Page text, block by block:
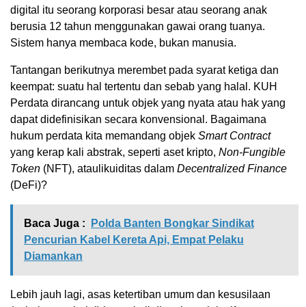
digital itu seorang korporasi besar atau seorang anak
berusia 12 tahun menggunakan gawai orang tuanya.
Sistem hanya membaca kode, bukan manusia.
Tantangan berikutnya merembetpada syarat ketiga dan
keempat: suatu hal tertentu dan sebab yang halal . KUH
Perdata dirancang untuk objek yang nyata atau hak yang
dapat didefinisikan secara konvensional . Bagaimana
hukum perdata kita memandang objek Smart Contract
yang kerap kali abstrak, seperti aset kripto, Non-Fungible
Token (NFT), atau likuiditas dalam Decentralized Finance
(DeFi)?
Baca Juga :
Polda Banten Bongkar Sindikat
Pencurian Kabel Kereta Api, Empat Pelaku
Diamankan
Lebih jauh lagi, asas ketertiban umum dan kesusilaan